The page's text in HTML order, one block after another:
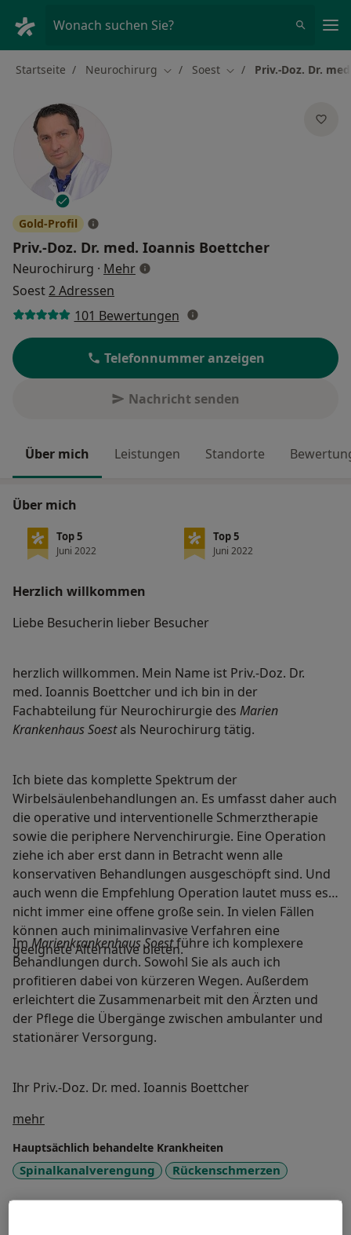
Wonach suchen Sie?
Startseite Neurochirurg Stadt ändern
Soest Stadt ändern
Priv.-Doz. Dr.
Gold-Profil
Priv.-Doz. Dr. med. Ioannis Boettcher
Neurochirurg · Mehrüber Spezialisierungen
Soest2 Adressen
101 Bewertungen
Telefonnummer anzeigen
Nachricht senden
Über mich Leistungen Standorte
Über mich
Top 5
Juni 2022
Top 5
Juni 2022
Herzlich willkommen
Liebe Besucherin lieber Besucher
herzlich willkommen. Mein Name ist Priv.-Doz. Dr.
med. Ioannis Boettcher und ich bin in der
Fachabteilung für Neurochirurgie des Marien
Krankenhaus Soestals Neurochirurg tätig.
Ich biete das komplette Spektrum der
Wirbelsäulenbehandlungen an. Es umfasst daher auch
die operative und interventionelle Schmerztherapie
sowie die periphere Nervenchirurgie. Eine Operation
ziehe ich aber erst dann in Betracht wenn alle
konservativen Behandlungen ausgeschöpft sind. Und
auch wenn die Empfehlung Operation lautet muss es
nicht immer eine offene große sein. In vielen Fällen
können auch minimalinvasive Verfahren eine
geeignete Alternative bieten.
ImMarienkrankenhaus Soestführe ich komplexere
Behandlungen durch. Sowohl Sie als auch ich
profitieren dabei von kürzeren Wegen. Außerdem
erleichtert die Zusammenarbeit mit den Ärzten und
der Pflege die Übergänge zwischen ambulanter und
stationärer Versorgung.
Ihr Priv.-Doz. Dr. med. Ioannis Boettcher
mehrÜber mich
Hauptsächlich behandelte Krankheiten
Spinalkanalverengung Rückenschmerzen